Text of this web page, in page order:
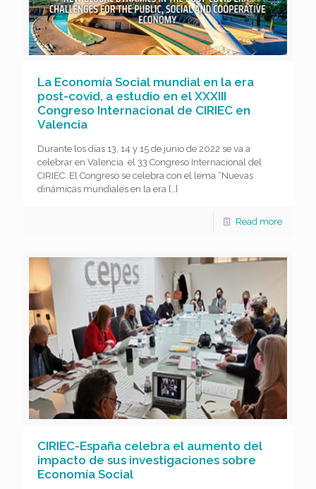
La Economía Social mundial en la era
post-covid, a estudio en el XXXIII
Congreso Internacional de CIRIEC en
Valencia
Durante los días 13, 14 y 15 de junio de 2022 se va a
celebrar en Valencia el 33 Congreso Internacional del
CIRIEC. El Congreso se celebra con el lema “Nuevas
dinámicas mundiales en la era […]
Read more
CIRIEC-España celebra el aumento del
impacto de sus investigaciones sobre
Economía Social